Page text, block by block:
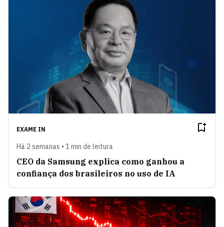
EXAME IN
Há 2 semanas • 1 min de leitura
CEO da Samsung explica como ganhou a
confiança dos brasileiros no uso de IA